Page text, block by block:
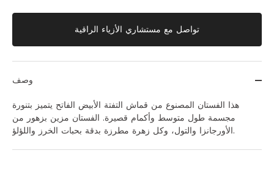
تواصل مع مستشاري الأزياء الراقية
وصف
هذا الفستان المصنوع من قماش التفتة الأبيض الفاتح يتميز بتنورة
مجسمة طول متوسط وأكمام قصيرة. الفستان مزين بزهور من
الأورجانزا والتول، وكل زهرة مطرزة بدقة بحبات الخرز واللؤلؤ.